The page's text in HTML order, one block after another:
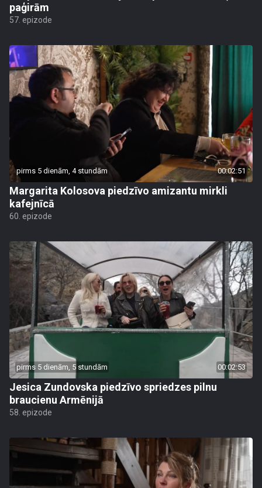
paģirām
57. epizode
pirms 5 dienām, 4 stundām 00:02:51
Margarita Kolosova piedzīvo amizantu mirkli
kafejnīcā
60. epizode
pirms 5 dienām, 5 stundām 00:02:53
Jesica Zundovska piedzīvo spriedzes pilnu
braucienu Armēnijā
58. epizode